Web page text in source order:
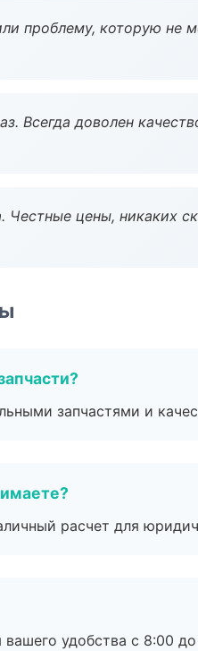
проблему, которую не
Всегда доволен
Честные цены, никаких
запчастями и
расчет для
удобства с 8:00